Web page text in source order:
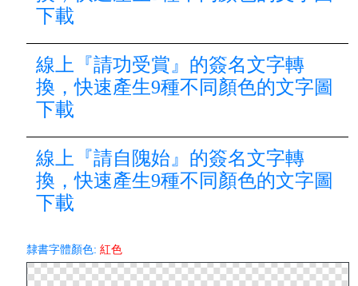
下載
線上『請功受賞』的簽名文字轉
換，快速產生9種不同顏色的文字圖
下載
線上『請自隗始』的簽名文字轉
換，快速產生9種不同顏色的文字圖
下載
隸書字體顏色:紅色